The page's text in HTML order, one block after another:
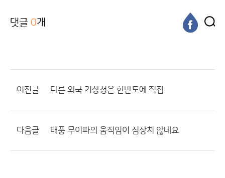
댓글 0개
이전글 다른 외국 기상청은 한반도에 직접
다음글 태풍 무이파의 움직임이 심상치 않네요